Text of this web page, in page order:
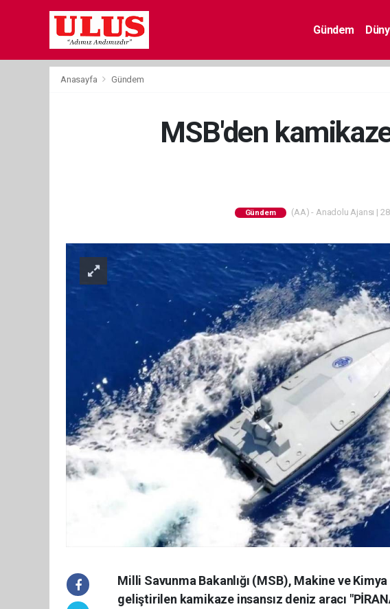
Gündem
Anasayfa Gündem
MSB'den
Gündem (AA) - Anadolu Ajansı |
Milli Savunma Bakanlığı (MSB), Makine ve
geliştirilen kamikaze insansız deniz aracı